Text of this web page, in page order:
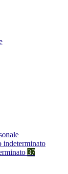
indeterminato
37